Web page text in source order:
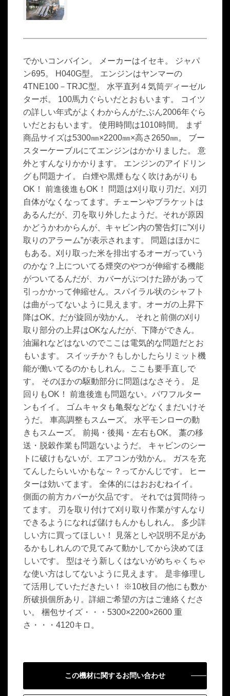
でかいコンバイン。 メーカーはイセキ。 ジャパ
ン695。 H040G型。 エンジンはヤンマーの
4TNE100－TRJC型。 水平直列４気筒ディーゼル
ターボ。 100馬力ぐらいだとおもいます。 コイツ
の詳しい年式がよくわからんがたぶん2006年ぐら
いだとおもいます。 使用時間は1010時間。 まず
商品サイズは5300㎜×2200㎜×高さ2650㎜。 ブー
スターケーブルにてエンジンはかかりました。 意
外とすんなりかかります。 エンジンのアイドリン
グも問題ナイ。 白煙や黒煙もなく吹けあがりも
OK！ 前進後進もOK！ 問題は刈り取り刃だ。刈刃
自体がなくなってます。チェーンやブラケットは
あるんだが、刃を取り外したようだ。それが原因
かどうかわからんが、キャビン内の警告灯に”刈り
取りのアラーム”が表示されます。 問題はほかに
もある。刈り取った米を排出するオーガっていう
のかな？上についてる煙突のやつが伸縮する機能
がついてるんだが、カバーがぶつけた跡があって
引っかかって伸縮せん。スパイラル状のシャフト
は曲がってないように見えます。オーガの上昇下
降はOK。だが旋回が効かん。 それと前側の刈り
取り部分の上昇はOKなんだが、下降ができん。
油漏れなどはないのでここは電気的な問題だとお
もいます。 スイッチか？もしかしたらリミット機
能が働いてるのかもしれん。ここも要手直しで
す。 そのほかの駆動部分に問題はなさそう。 足
回りもOK！ 前進後進も問題ない。パワフルター
ンもイイ。 ゴムキャタも亀裂などなくまだいけそ
うだ。 車高調整もスムーズ。 水平モンローの動
きもスムーズ。 前掲・後掲・左右もOK。 藁の移
送・脱穀作業も問題ないようだ。 キャビンのシー
トに破けもないが、エアコンが効かん。 ガスを充
てんしたらいいかもな～？ってかんじです。 ヒー
ターは効いてます。 全体的にはおおむねイイ。
側面の前方カバーが欠品です。 それでは質問待っ
てます。 刃を取り付けて刈り取り作業がすんなり
できるようになれば儲けもんかもしれん。 多少詳
しい方に買ってほしい！ 見落としや説明不足があ
るかもしれんので見てみて動かしてから決めてほ
しいです。 型はそう新しくはないがめちゃくちゃ
な使い方はしてないように見えます。 是非修理し
て活用していただきたい！ ※10枚目の他にも数か
所破損個所あり。詳細ご希望の方はご連絡くださ
い。 梱包サイズ・・・5300×2200×2600 重
さ・・・4120キロ。
この機材に関するお問い合わせ